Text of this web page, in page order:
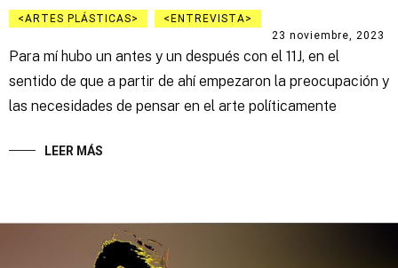
ARTES PLÁSTICAS
ENTREVISTA
23 noviembre, 2023
Para mí hubo un antes y un después con el 11J, en el
sentido de que a partir de ahí empezaron la preocupación y
las necesidades de pensar en el arte políticamente
LEER MÁS